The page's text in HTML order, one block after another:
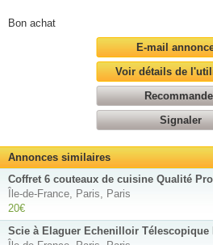
Bon achat
E-mail
Voir détails de
Signaler
Annonces similaires
Coffret 6 couteaux de cuisine Qualité
Île-de-France, Paris, Paris
20€
Scie à Elaguer Echenilloir Télescopique